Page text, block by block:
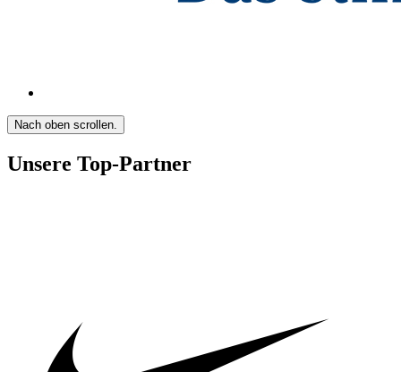
Nach oben scrollen.
Unsere Top-Partner